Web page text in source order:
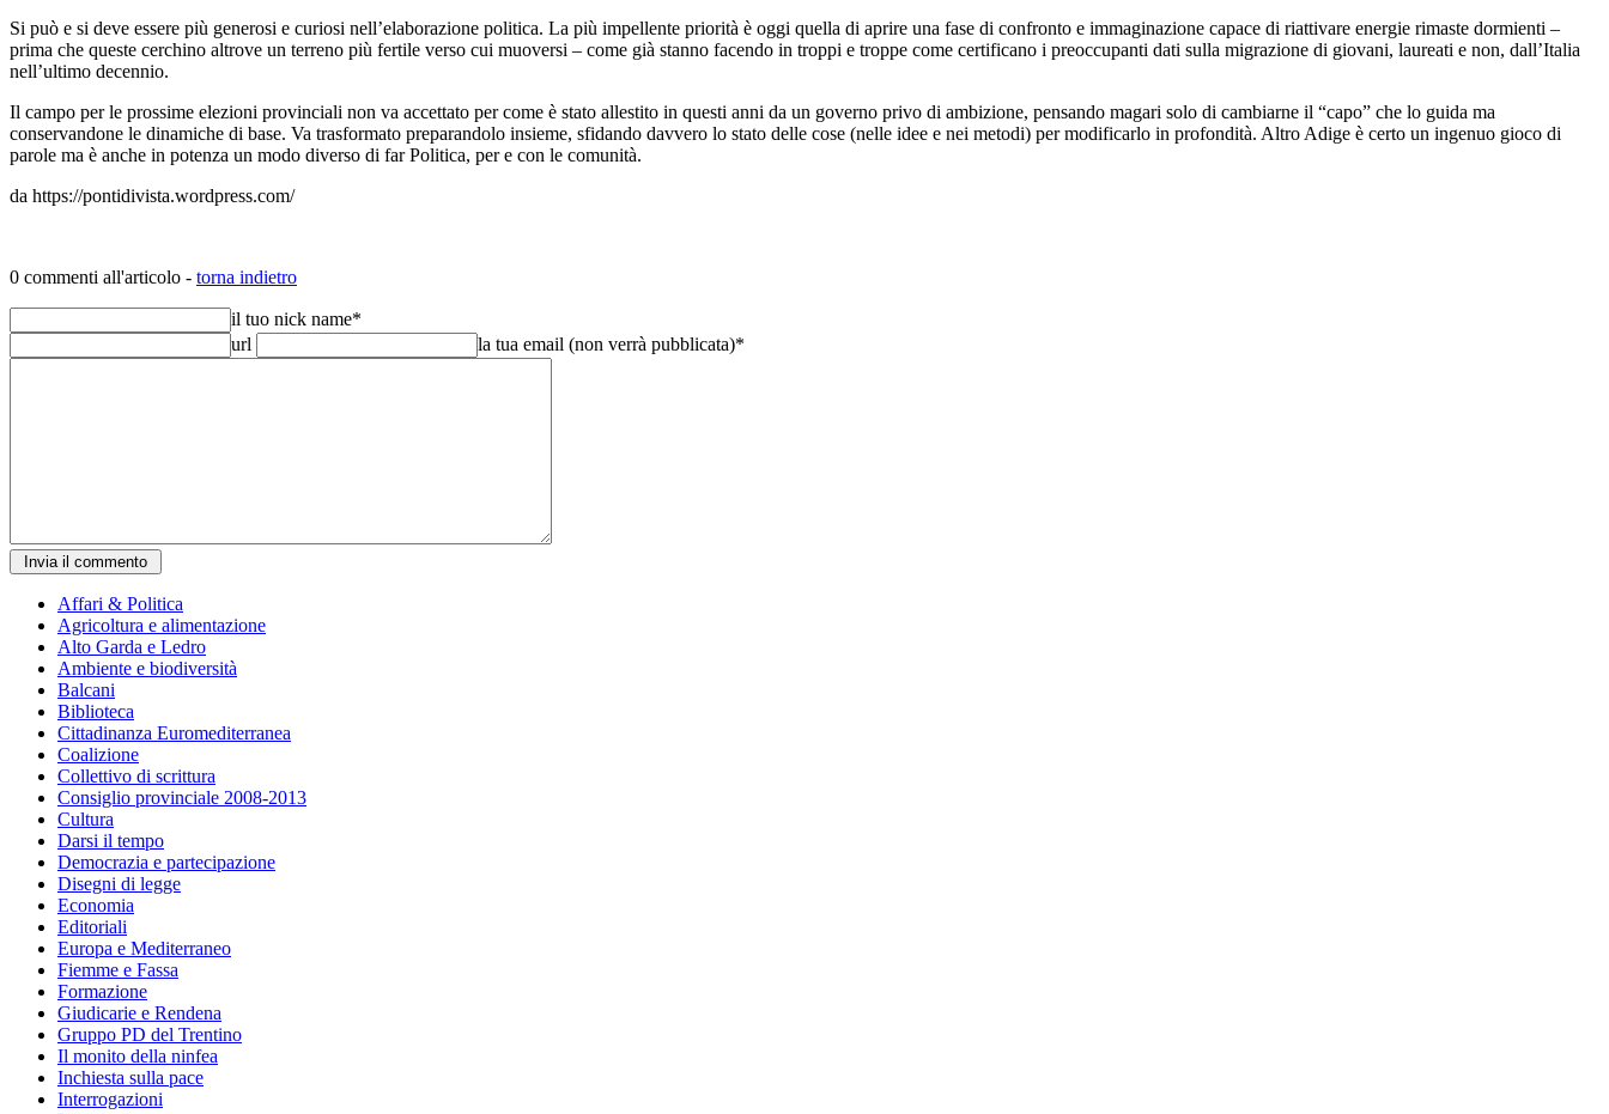
Si può e si deve essere più generosi e curiosi nell’elaborazione politica. La più impellente priorità è oggi quella di aprire una fase di confronto e immaginazione capace di riattivare energie rimaste dormienti –
prima che queste cerchino altrove un terreno più fertile verso cui muoversi – come già stanno facendo in troppi e troppe come certificano i preoccupanti dati sulla migrazione di giovani, laureati e non, dall’Italia
nell’ultimo decennio.
Il campo per le prossime elezioni provinciali non va accettato per come è stato allestito in questi anni da un governo privo di ambizione, pensando magari solo di cambiarne il “capo” che lo guida ma
conservandone le dinamiche di base. Va trasformato preparandolo insieme, sfidando davvero lo stato delle cose (nelle idee e nei metodi) per modificarlo in profondità. Altro Adige è certo un ingenuo gioco di
parole ma è anche in potenza un modo diverso di far Politica, per e con le comunità.
da https://pontidivista.wordpress.com/
0 commenti all'articolo - torna indietro
il tuo nick name*
url
la tua email (non verrà pubblicata)*
Affari & Politica
Agricoltura e alimentazione
Alto Garda e Ledro
Ambiente e biodiversità
Balcani
Biblioteca
Cittadinanza Euromediterranea
Coalizione
Collettivo di scrittura
Consiglio provinciale 2008-2013
Cultura
Darsi il tempo
Democrazia e partecipazione
Disegni di legge
Economia
Editoriali
Europa e Mediterraneo
Fiemme e Fassa
Formazione
Giudicarie e Rendena
Gruppo PD del Trentino
Il monito della ninfea
Inchiesta sulla pace
Interrogazioni